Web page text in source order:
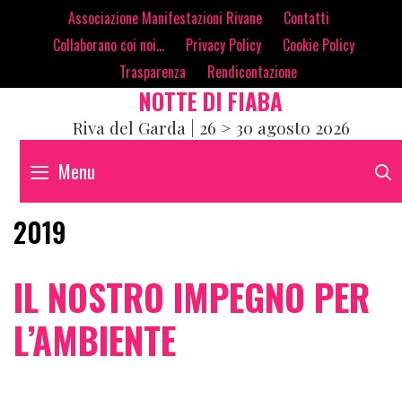
contenutoAssociazione Manifestazioni Rivane
Contatti
Collaborano coi noi…
Privacy Policy
Cookie Policy
Trasparenza
Rendicontazione
NOTTE DI FIABA
Riva del Garda | 26 > 30 agosto 2026
Menu
2019
IL NOSTRO IMPEGNO PER
L’AMBIENTE